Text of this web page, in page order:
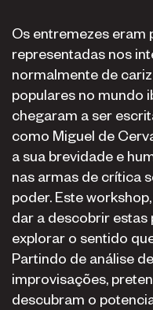
Os entremezes eram
representadas nos
normalmente de
populares no mundo
chegaram a ser
como Miguel de
a sua brevidade e
nas armas de crítica
poder. Este
dar a descobrir estas
explorar o sentido
Partindo de análise
improvisações,
descubram o